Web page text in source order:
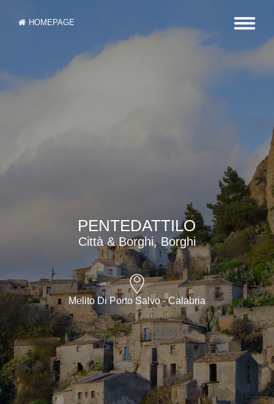
HOMEPAGE
PENTEDATTILO
Città & Borghi, Borghi
Melito Di Porto Salvo - Calabria